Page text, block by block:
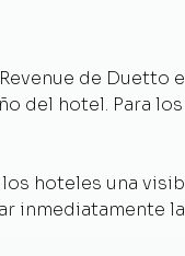
de Duetto
del hotel. Para
hoteles una
inmediatamente